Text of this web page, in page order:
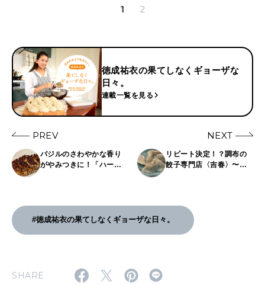
1 2
徳成祐衣の果てしなくギョーザな
日々。
連載一覧を見る
PREV
バジルのさわやかな香り
がやみつきに！「ハーブ
NEXT
リピート決定！？調布の
餃子専門店〈吉春〉〜徳
#徳成祐衣の果てしなくギョーザな日々。
SHARE